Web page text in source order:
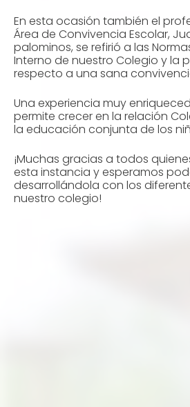
En esta ocasión también el
Área de Convivencia Escolar,
palominos, se refirió a las
Interno de nuestro Colegio y la
respecto a una sana
Una experiencia muy
permite crecer en la relación
la educación conjunta de los
¡Muchas gracias a todos
esta instancia y esperamos
desarrollándola con los
nuestro colegio!